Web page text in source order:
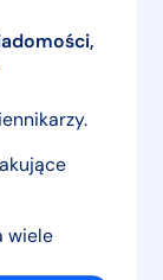
wiele